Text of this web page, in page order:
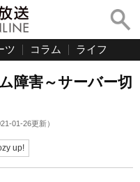
ツ コラム ライフ
障害～サーバー切
01-26更新）
up!